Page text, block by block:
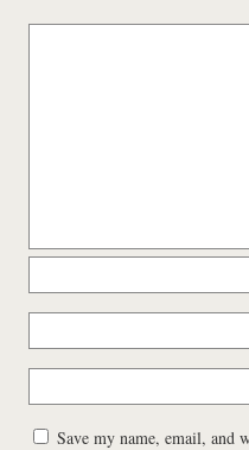
Save my name, email, and